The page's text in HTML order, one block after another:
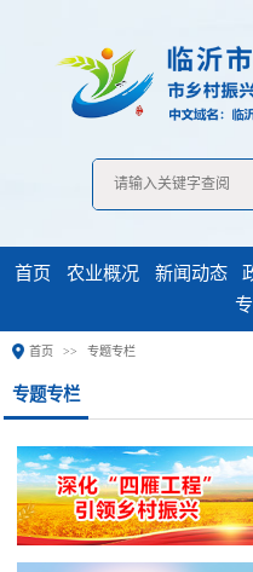
首页 农业概况 新闻动态
首页 专题专栏